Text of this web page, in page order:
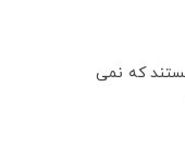
که نمی